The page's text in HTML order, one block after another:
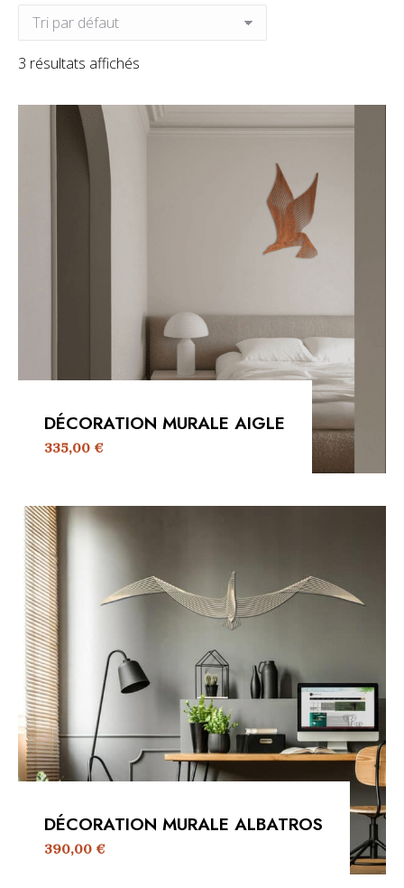
3 résultats affichés
DÉCORATION MURALE AIGLE
335,00€
DÉCORATION MURALE ALBATROS
390,00€